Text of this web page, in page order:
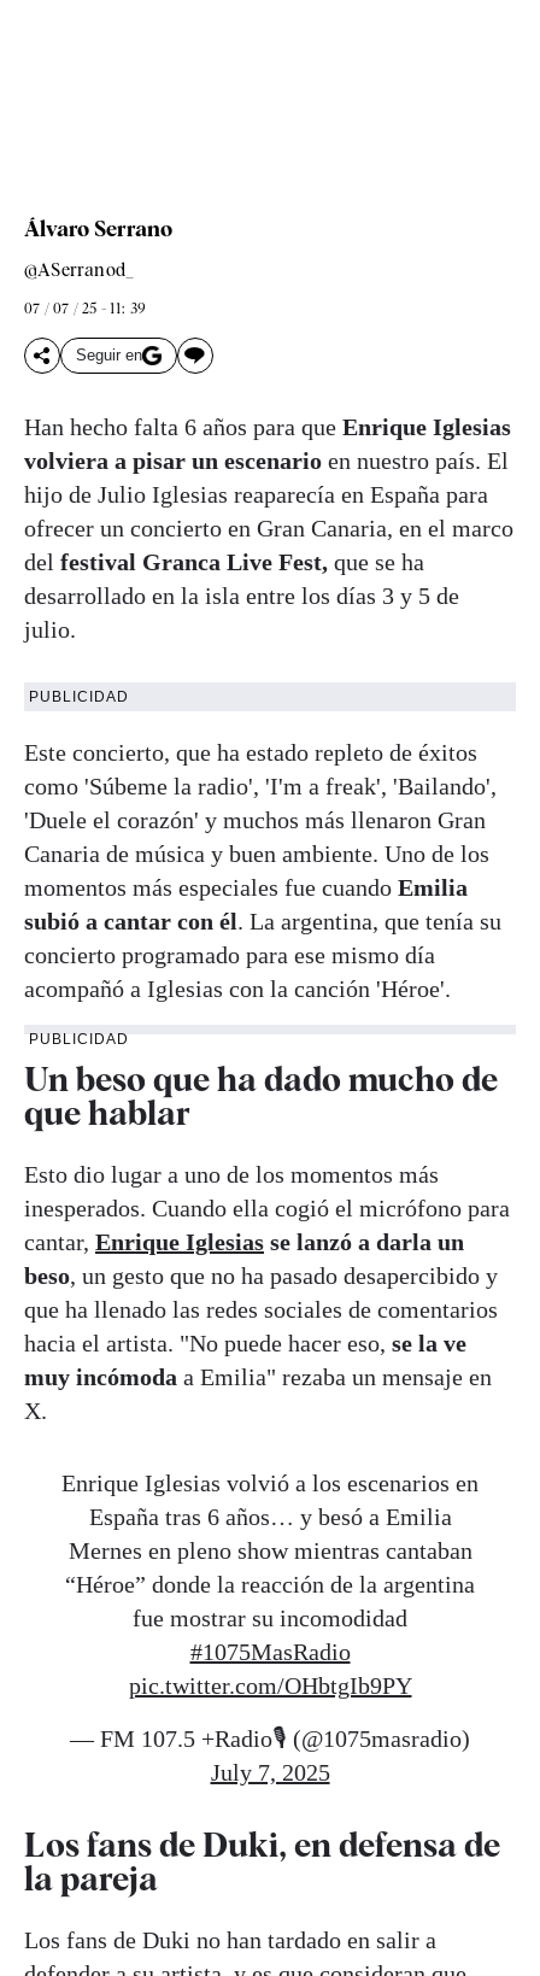
Álvaro Serrano
@ASerranod_
07 / 07 / 25 - 11: 39
Seguir en
Han hecho falta 6 años para que Enrique Iglesias
volviera a pisar un escenario en nuestro país. El
hijo de Julio Iglesias reaparecía en España para
ofrecer un concierto en Gran Canaria, en el marco
del festival Granca Live Fest, que se ha
desarrollado en la isla entre los días 3 y 5 de
julio.
PUBLICIDAD
Este concierto, que ha estado repleto de éxitos
como 'Súbeme la radio', 'I'm a freak', 'Bailando',
'Duele el corazón' y muchos más llenaron Gran
Canaria de música y buen ambiente. Uno de los
momentos más especiales fue cuando Emilia
subió a cantar con él. La argentina, que tenía su
concierto programado para ese mismo día
acompañó a Iglesias con la canción 'Héroe'.
PUBLICIDAD
Un beso que ha dado mucho de
que hablar
Esto dio lugar a uno de los momentos más
inesperados. Cuando ella cogió el micrófono para
cantar, Enrique Iglesias se lanzó a darla un
beso, un gesto que no ha pasado desapercibido y
que ha llenado las redes sociales de comentarios
hacia el artista. "No puede hacer eso, se la ve
muy incómoda a Emilia" rezaba un mensaje en
X.
Enrique Iglesias volvió a los escenarios en
España tras 6 años… y besó a Emilia
Mernes en pleno show mientras cantaban
“Héroe” donde la reacción de la argentina
fue mostrar su incomodidad
#1075MasRadio
pic.twitter.com/OHbtgIb9PY
— FM 107.5 +Radio🎙 (@1075masradio)
July 7, 2025
Los fans de Duki, en defensa de
la pareja
Los fans de Duki no han tardado en salir a